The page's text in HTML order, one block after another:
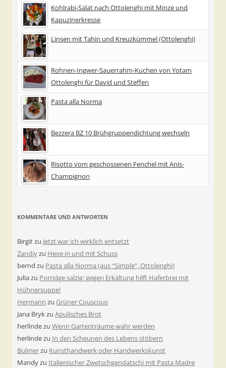
Kohlrabi-Salat nach Ottolenghi mit Minze und
Kapuzinerkresse
Linsen mit Tahin und Kreuzkümmel (Ottolenghi)
Rohnen-Ingwer-Sauerrahm-Kuchen von Yotam
Ottolenghi für David und Steffen
Pasta alla Norma
Bezzera BZ 10 Brühgruppendichtung wechseln
Risotto vom geschossenen Fenchel mit Anis-
Champignon
KOMMENTARE UND ANTWORTEN
Birgitzu Jetzt war ich wirklich entsetzt
Zandiyzu Hexe in und mit Schuss
bernd zu Pasta alla Norma (aus “Simple”, Ottolenghi)
Juliazu Porridge salzig: gegen Erkältung hilft Haferbrei mit
Hühnersuppe!
Hermann zu Grüner Couscous
Jana Brykzu Apulisches Brot
herlindezu Wenn Gartenträume wahr werden
herlindezu In den Scheunen des Lebens stöbern
Bulmerzu Kunsthandwerk oder Handwerkskunst
Mandyzu Italienischer Zwetschgendatschi mit Pasta Madre